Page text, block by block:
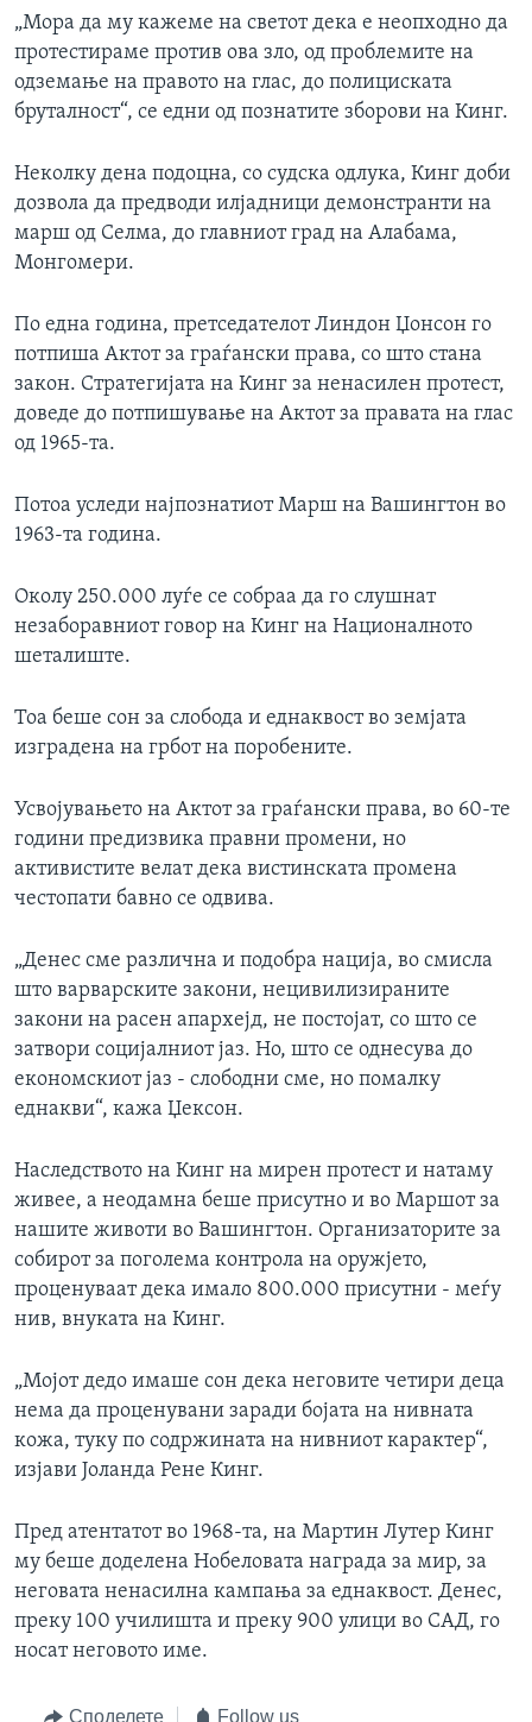
„Мора да му кажеме на светот дека е неопходно да
протестираме против ова зло, од проблемите на
одземање на правото на глас, до полициската
бруталност“, се едни од познатите зборови на Кинг.
Неколку дена подоцна, со судска одлука, Кинг доби
дозвола да предводи илјадници демонстранти на
марш од Селма, до главниот град на Алабама,
Монгомери.
По една година, претседателот Линдон Џонсон го
потпиша Актот за граѓански права, со што стана
закон. Стратегијата на Кинг за ненасилен протест,
доведе до потпишување на Актот за правата на глас
од 1965-та.
Потоа уследи најпознатиот Марш на Вашингтон во
1963-та година.
Околу 250.000 луѓе се собраа да го слушнат
незаборавниот говор на Кинг на Националното
шеталиште.
Тоа беше сон за слобода и еднаквост во земјата
изградена на грбот на поробените.
Усвојувањето на Актот за граѓански права, во 60-те
години прeдизвика правни промени, но
активистите велат дека вистинската промена
честопати бавно се одвива.
„Денес сме различна и подобра нација, во смисла
што варварските закони, нецивилизираните
закони на расен апархејд, не постојат, со што се
затвори социјалниот јаз. Но, што се однесува до
економскиот јаз - слободни сме, но помалку
еднакви“, кажа Џексон.
Наследството на Кинг на мирен протест и натаму
живее, а неодамна беше присутно и во Маршот за
нашите животи во Вашингтон. Организаторите за
собирот за поголема контрола на оружјето,
проценуваат дека имало 800.000 присутни - меѓу
нив, внуката на Кинг.
„Мојот дедо имаше сон дека неговите четири деца
нема да проценувани заради бојата на нивната
кожа, туку по содржината на нивниот карактер“,
изјави Јоланда Рене Кинг.
Пред атентатот во 1968-та, на Мартин Лутер Кинг
му беше доделена Нобеловата награда за мир, за
неговата ненасилна кампања за еднаквост. Денес,
преку 100 училишта и преку 900 улици во САД, го
носат неговото име.
Споделете Follow us